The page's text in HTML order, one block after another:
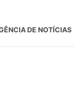
DE NOTÍCIAS